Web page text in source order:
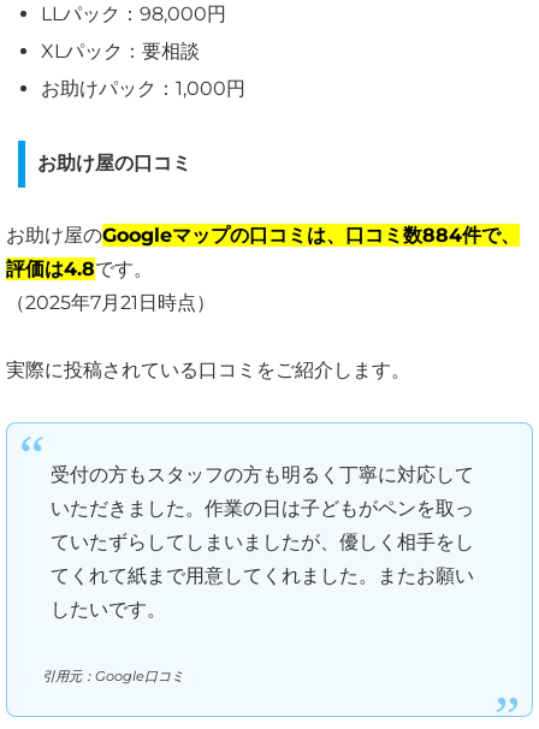
LLパック：98,000円
XLパック：要相談
お助けパック：1,000円
お助け屋の口コミ
お助け屋のGoogleマップの口コミは、口コミ数884件で、
評価は4.8です。
（2025年7月21日時点）
実際に投稿されている口コミをご紹介します。
受付の方もスタッフの方も明るく丁寧に対応して
いただきました。作業の日は子どもがペンを取っ
ていたずらしてしまいましたが、優しく相手をし
てくれて紙まで用意してくれました。またお願い
したいです。
引用元：Google口コミ